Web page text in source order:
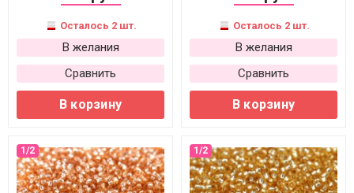
Осталось 2 шт.
В желания
Сравнить
В корзину
Осталось 2 шт.
В желания
Сравнить
В корзину